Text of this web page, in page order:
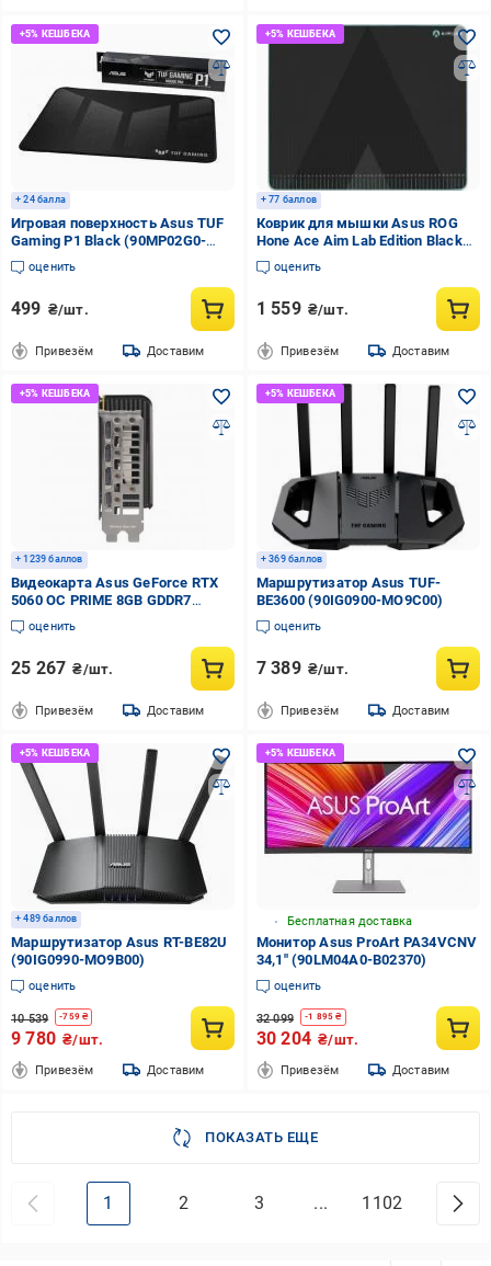
+ 24 балла
Игровая поверхность Asus TUF
Gaming P1 Black (90MP02G0-
BPUA00)
оценить
499 ₴/шт.
Привезём Доставим
+ 77 баллов
Коврик для мышки Asus ROG
Hone Ace Aim Lab Edition Black
(90MP0380-BPUA00)
оценить
1 559 ₴/шт.
Привезём Доставим
+ 1239 баллов
Видеокарта Asus GeForce RTX
5060 OC PRIME 8GB GDDR7
128bit (90YV0N10-M0NA00)
оценить
25 267 ₴/шт.
Привезём Доставим
+ 369 баллов
Маршрутизатор Asus TUF-
BE3600 (90IG0900-MO9C00)
оценить
7 389 ₴/шт.
Привезём Доставим
+ 489 баллов
Маршрутизатор Asus RT-BE82U
(90IG0990-MO9B00)
оценить
10 539 -759 ₴
9 780 ₴/шт.
Привезём Доставим
Бесплатная доставка
Монитор Asus ProArt PA34VCNV
34,1" (90LM04A0-B02370)
оценить
32 099 -1 895 ₴
30 204 ₴/шт.
Привезём Доставим
ПОКАЗАТЬ ЕЩЕ
1 2 3 ... 1102